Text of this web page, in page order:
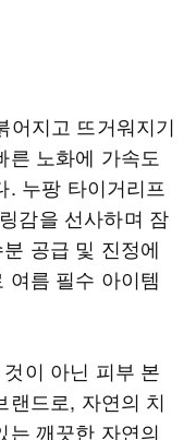
어지고 뜨거워지기
른 노화에 가속도
. 누팡 타이거리프
감을 선사하며 잠
공급 및 진정에
여름 필수 아이템
이 아닌 피부 본
랜드로, 자연의 치
는 깨끗한 자연의